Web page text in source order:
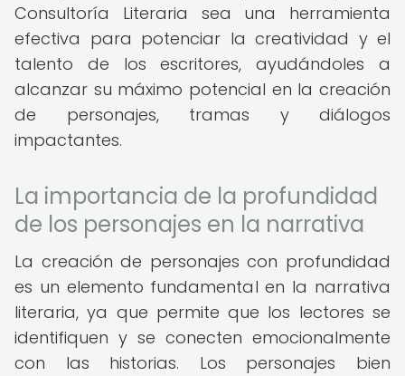
Consultoría Literaria sea una herramienta
efectiva para potenciar la creatividad y el
talento de los escritores, ayudándoles a
alcanzar su máximo potencial en la creación
de personajes, tramas y diálogos
impactantes.
La importancia de la profundidad
de los personajes en la narrativa
La creación de personajes con profundidad
es un elemento fundamental en la narrativa
literaria, ya que permite que los lectores se
identifiquen y se conecten emocionalmente
con las historias. Los personajes bien